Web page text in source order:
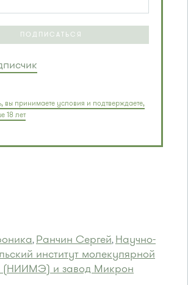
ПОДПИСАТЬСЯ
вы принимаете условия и подтверждаете,
18 лет
, Ранчин Сергей, Научно-
институт молекулярной
(НИИМЭ) и завод Микрон